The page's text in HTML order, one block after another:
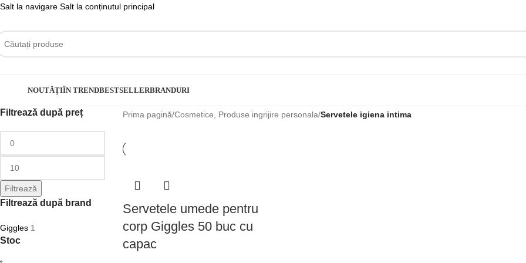
Salt la navigare Salt la conținutul principal
NOUTĂȚIÎN TRENDBESTSELLERBRANDURI
Filtrează după preț
Filtrează
Filtrează după brand
Giggles 1
Stoc
Prima pagină/Cosmetice, Produse ingrijire personala/Servetele igiena intima
Servetele umede pentru
corp Giggles 50 buc cu
capac